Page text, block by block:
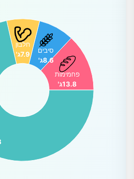
פחמימות
13.8ג'
סיבים
8.6ג'
חלבון
7.9ג'